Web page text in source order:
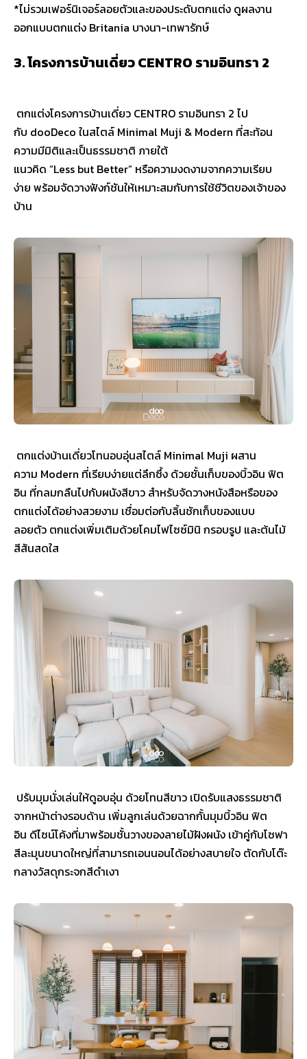
*ไม่รวมเฟอร์นิเจอร์ลอยตัวและของประดับตกแต่ง ดูผลงาน
ออกแบบตกแต่ง Britania บางนา-เทพารักษ์
3. โครงการบ้านเดี่ยว CENTRO รามอินทรา 2
ตกแต่งโครงการบ้านเดี่ยว CENTRO รามอินทรา 2 ไป
กับ dooDeco ในสไตล์ Minimal Muji & Modern ที่สะท้อน
ความมีมิติและเป็นธรรมชาติ ภายใต้
แนวคิด “Less but Better” หรือความงดงามจากความเรียบ
ง่าย พร้อมจัดวางฟังก์ชันให้เหมาะสมกับการใช้ชีวิตของเจ้าของ
บ้าน
ตกแต่งบ้านเดี่ยวโทนอบอุ่นสไตล์ Minimal Muji ผสาน
ความ Modern ที่เรียบง่ายแต่ลึกซึ้ง ด้วยชั้นเก็บของบิ้วอิน ฟิต
อิน ที่กลมกลืนไปกับผนังสีขาว สำหรับจัดวางหนังสือหรือของ
ตกแต่งได้อย่างสวยงาม เชื่อมต่อกับลิ้นชักเก็บของแบบ
ลอยตัว ตกแต่งเพิ่มเติมด้วยโคมไฟไซซ์มินิ กรอบรูป และต้นไม้
สีสันสดใส
ปรับมุมนั่งเล่นให้ดูอบอุ่น ด้วยโทนสีขาว เปิดรับแสงธรรมชาติ
จากหน้าต่างรอบด้าน เพิ่มลูกเล่นด้วยฉากกั้นมุมบิ้วอิน ฟิต
อิน ดีไซน์โค้งที่มาพร้อมชั้นวางของลายไม้ฝังผนัง เข้าคู่กับโซฟา
สีละมุนขนาดใหญ่ที่สามารถเอนนอนได้อย่างสบายใจ ตัดกับโต๊ะ
กลางวัสดุกระจกสีดำเงา